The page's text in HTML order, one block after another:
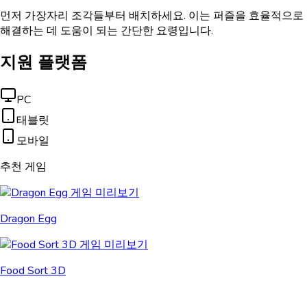
먼저 가장자리 조각들부터 배치하세요. 이는 퍼즐을 효율적으로
해결하는 데 도움이 되는 간단한 요령입니다.
지원 플랫폼
PC
태블릿
모바일
추천 게임
Dragon Egg
Food Sort 3D